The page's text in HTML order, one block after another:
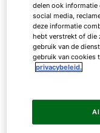
01.Tools
Met onze digitale
over
Solar
stappen het
en
delen ook informatie
social media,
deze informatie
hebt verstrekt of die
gebruik van de
gebruik van cookies
privacybeleid.